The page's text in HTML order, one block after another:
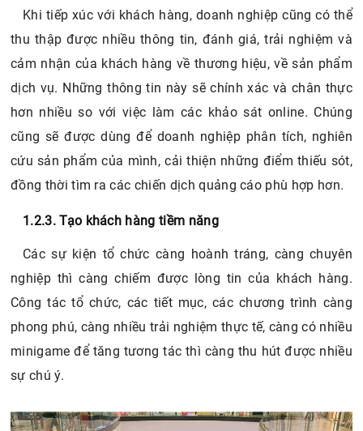
Khi tiếp xúc với khách hàng, doanh nghiệp cũng có thể
thu thập được nhiều thông tin, đánh giá, trải nghiệm và
cảm nhận của khách hàng về thương hiệu, về sản phẩm
dịch vụ. Những thông tin này sẽ chính xác và chân thực
hơn nhiều so với việc làm các khảo sát online. Chúng
cũng sẽ được dùng để doanh nghiệp phân tích, nghiên
cứu sản phẩm của mình, cải thiện những điểm thiếu sót,
đồng thời tìm ra các chiến dịch quảng cáo phù hợp hơn.
1.2.3. Tạo khách hàng tiềm năng
Các sự kiện tổ chức càng hoành tráng, càng chuyên
nghiệp thì càng chiếm được lòng tin của khách hàng.
Công tác tổ chức, các tiết mục, các chương trình càng
phong phú, càng nhiều trải nghiệm thực tế, càng có nhiều
minigame để tăng tương tác thì càng thu hút được nhiều
sự chú ý.